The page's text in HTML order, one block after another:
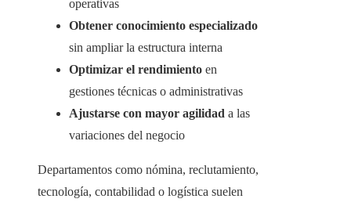
operativas
Obtener conocimiento especializado
sin ampliar la estructura interna
Optimizar el rendimiento en
gestiones técnicas o administrativas
Ajustarse con mayor agilidad a las
variaciones del negocio
Departamentos como nómina, reclutamiento,
tecnología, contabilidad o logística suelen